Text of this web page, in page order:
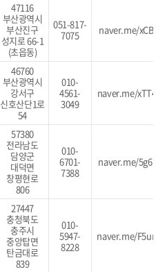
47116
부산광역시
부산진구
성지로 66-1
(초읍동)
051-817-
7075
naver.me/
46760
부산광역시
강서구
신호산단1로
54
010-
4561-
3049
naver.me/
57380
전라남도
담양군
대덕면
창평현로
806
010-
6701-
7388
naver.me/
27447
충청북도
충주시
중앙탑면
탄금대로
839
010-
5947-
8228
naver.me/